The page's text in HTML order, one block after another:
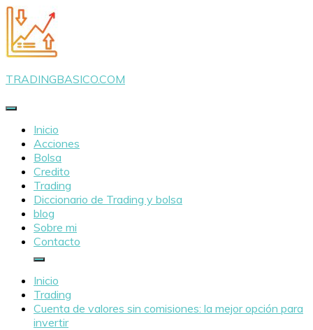
Saltar
al
contenido
TRADINGBASICO.COM
Inicio
Acciones
Bolsa
Credito
Trading
Diccionario de Trading y bolsa
blog
Sobre mi
Contacto
Inicio
Trading
Cuenta de valores sin comisiones: la mejor opción para
invertir